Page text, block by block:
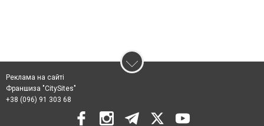
Реклама на сайті
Франшиза "CitySites"
+38 (096) 91 303 68